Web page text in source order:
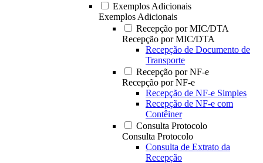
Exemplos Adicionais
Exemplos Adicionais
Recepção por MIC/DTA
Recepção por MIC/DTA
Recepção de Documento de
Transporte
Recepção por NF-e
Recepção por NF-e
Recepção de NF-e Simples
Recepção de NF-e com
Contêiner
Consulta Protocolo
Consulta Protocolo
Consulta de Extrato da
Recepção